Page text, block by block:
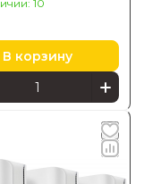
10
В корзину